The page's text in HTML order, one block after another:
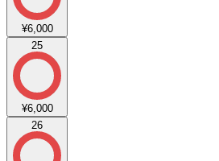
¥6,000
25
¥6,000
26